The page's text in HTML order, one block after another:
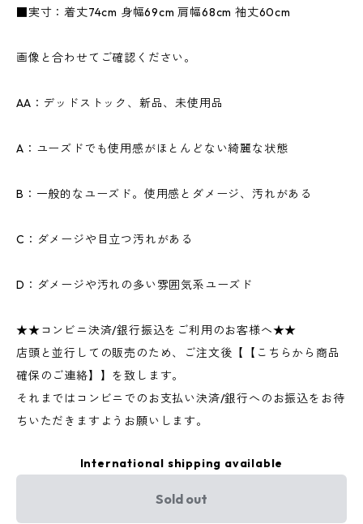
■実寸：着丈74cm 身幅69cm 肩幅68cm 袖丈60cm
画像と合わせてご確認ください。
AA：デッドストック、新品、未使用品
A：ユーズドでも使用感がほとんどない綺麗な状態
B：一般的なユーズド。使用感とダメージ、汚れがある
C：ダメージや目立つ汚れがある
D：ダメージや汚れの多い雰囲気系ユーズド
★★コンビニ決済/銀行振込をご利用のお客様へ★★
店頭と並行しての販売のため、ご注文後【【こちらから商品
確保のご連絡】】を致します。
それまではコンビニでのお支払い決済/銀行へのお振込をお待
ちいただきますようお願いします。
International shipping available
Sold out